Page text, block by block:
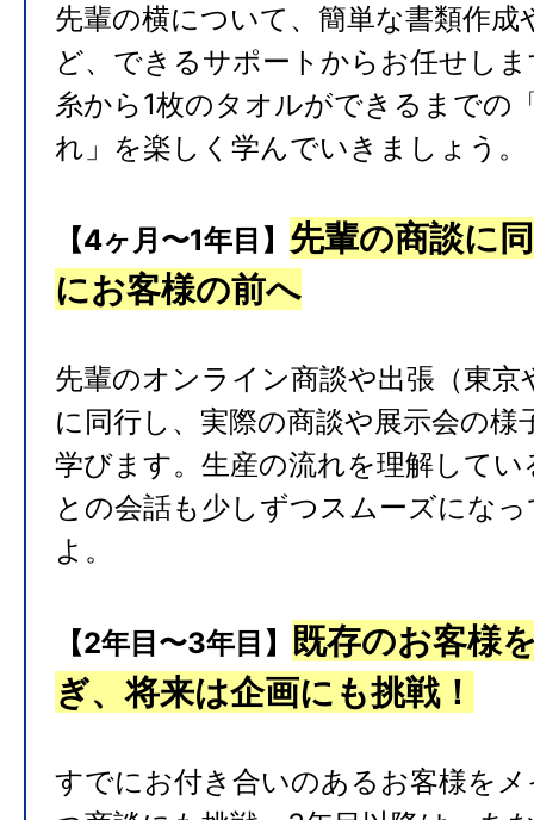
先輩の横について、簡単な書類作成
ど、できるサポートからお任せし
糸から1枚のタオルができるまでの
れ」を楽しく学んでいきましょう。
【4ヶ月〜1年目】 先輩の商談に
にお客様の前へ
先輩のオンライン商談や出張（東京
に同行し、実際の商談や展示会の様
学びます。生産の流れを理解してい
との会話も少しずつスムーズにな
よ。
【2年目〜3年目】 既存のお客様
ぎ、将来は企画にも挑戦！
すでにお付き合いのあるお客様を